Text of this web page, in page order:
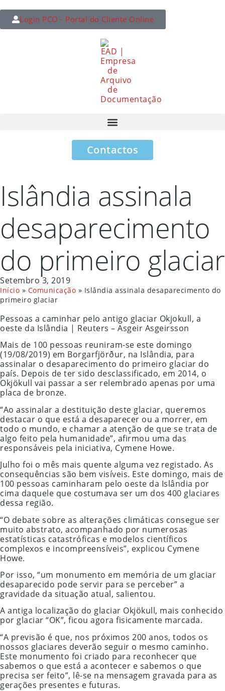
Login PCO - Portal do Cliente Online
Contactos
Islândia assinala
desaparecimento
do primeiro glaciar
Setembro 3, 2019
Início » Comunicação » Islândia assinala desaparecimento do
primeiro glaciar
Pessoas a caminhar pelo antigo glaciar Okjokull, a
oeste da Islândia | Reuters – Asgeir Asgeirsson
Mais de 100 pessoas reuniram-se este domingo
(19/08/2019) em Borgarfjörður, na Islândia, para
assinalar o desaparecimento do primeiro glaciar do
país. Depois de ter sido desclassificado, em 2014, o
Okjökull vai passar a ser relembrado apenas por uma
placa de bronze.
“Ao assinalar a destituição deste glaciar, queremos
destacar o que está a desaparecer ou a morrer, em
todo o mundo, e chamar a atenção de que se trata de
algo feito pela humanidade”, afirmou uma das
responsáveis pela iniciativa, Cymene Howe.
Julho foi o mês mais quente alguma vez registado. As
consequências são bem visíveis. Este domingo, mais de
100 pessoas caminharam pelo oeste da Islândia por
cima daquele que costumava ser um dos 400 glaciares
dessa região.
“O debate sobre as alterações climáticas consegue ser
muito abstrato, acompanhado por numerosas
estatísticas catastróficas e modelos científicos
complexos e incompreensíveis”, explicou Cymene
Howe.
Por isso, “um monumento em memória de um glaciar
desaparecido pode servir para se perceber” a
gravidade da situação atual, salientou.
A antiga localização do glaciar Okjökull, mais conhecido
por glaciar “OK”, ficou agora fisicamente marcada.
“A previsão é que, nos próximos 200 anos, todos os
nossos glaciares deverão seguir o mesmo caminho.
Este monumento foi criado para reconhecer que
sabemos o que está a acontecer e sabemos o que
precisa ser feito”, lê-se na mensagem gravada para as
gerações presentes e futuras.